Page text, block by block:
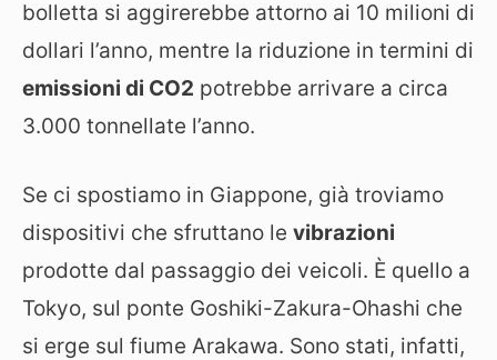
bolletta si aggirerebbe attorno ai 10 milioni di
dollari l’anno, mentre la riduzione in termini di
emissioni di CO2 potrebbe arrivare a circa
3.000 tonnellate l’anno.
Se ci spostiamo in Giappone, già troviamo
dispositivi che sfruttano le vibrazioni
prodotte dal passaggio dei veicoli. È quello a
Tokyo, sul ponte Goshiki-Zakura-Ohashi che
si erge sul fiume Arakawa. Sono stati, infatti,